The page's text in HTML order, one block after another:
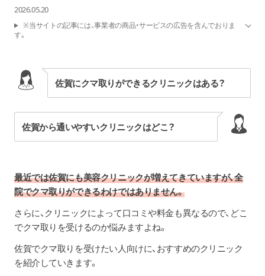
2026.05.20
※当サイトの記事には、事業者の商品・サービスの広告を含んでおりま
す。
佐賀にクマ取りができるクリニックはある？
佐賀から通いやすいクリニックはどこ？
最近では佐賀にも美容クリニックが増えてきていますが、全
院でクマ取りができるわけではありません。
さらに、クリニックによって口コミや料金も異なるので、どこ
でクマ取りを受けるのか悩みますよね。
佐賀でクマ取りを受けたい人向けに、おすすめのクリニック
を紹介していきます。